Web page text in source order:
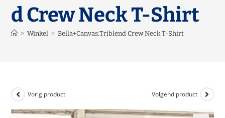
d Crew Neck T-Shirt
> Winkel > Bella+Canvas:Triblend Crew Neck T-Shirt
Vorig product Volgend product